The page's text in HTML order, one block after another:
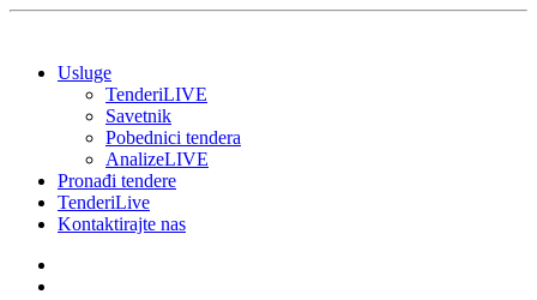
Usluge
TenderiLIVE
Savetnik
Pobednici tendera
AnalizeLIVE
Pronađi tendere
TenderiLive
Kontaktirajte nas